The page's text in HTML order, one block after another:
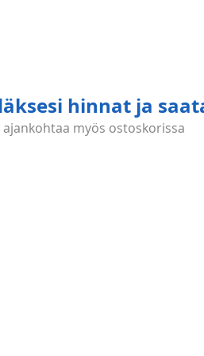
hinnat ja
myös ostoskorissa